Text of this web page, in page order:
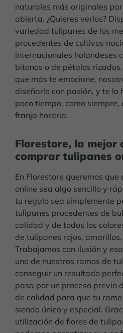
naturales más originales
abierta. ¿Quieres verlos?
variedad tulipanes de los
procedentes de cultivos
internacionales holandeses
bitonos o de pétalos
que más te emocione,
diseñarlo con pasión, y te lo
poco tiempo, como
franja horaria.
Florestore, la mejor
comprar tulipanes
En Florestore queremos
online sea algo sencillo y
tu regalo sea simplemente
tulipanes procedentes de
calidad y de todos los
de tulipanes rojos,
Trabajamos con ilusión y
uno de nuestros ramos de
conseguir un resultado
pasa por un proceso previo
de calidad para que tu
siendo único y especial.
utilización de flores de